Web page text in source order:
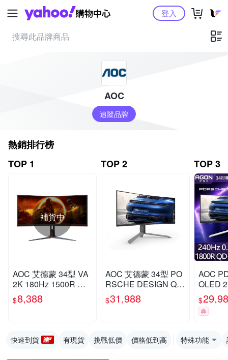
Yahoo購物中心登入
AOC
追蹤品牌
熱銷排行榜
TOP 1
補貨中
AOC 艾德蒙 34型 VA
2K 180Hz 1500R 曲
面電競螢幕 CU34G2
XP
$8,388
TOP 2
AOC 艾德蒙 34型 PO
RSCHE DESIGN QD
-OLED(21:9) 曲面電
競液晶顯示器 PD34
$31,988
TOP 3
AOC
OLED
電競螢
MI/
$
券
快速到貨 有現貨 挑戰低價 價格低到高 特殊功能